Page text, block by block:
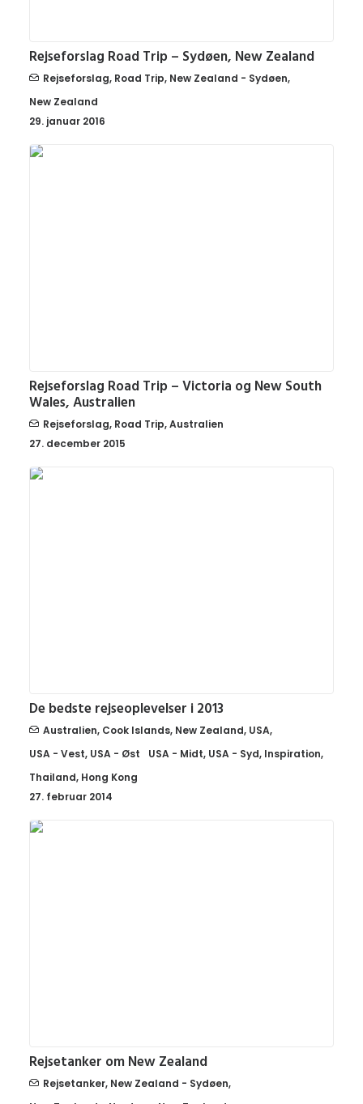
Rejseforslag Road Trip – Sydøen, New Zealand
Rejseforslag, Road Trip, New Zealand - Sydøen,
New Zealand
29. januar 2016
Rejseforslag Road Trip – Victoria og New South
Wales, Australien
Rejseforslag, Road Trip,Australien
27. december 2015
De bedste rejseoplevelser i 2013
Australien, Cook Islands, New Zealand, USA,
USA - Vest, USA - Øst USA - Midt, USA - Syd, Inspiration,
Thailand, Hong Kong
27. februar 2014
Rejsetanker, New Zealand - Sydøen,